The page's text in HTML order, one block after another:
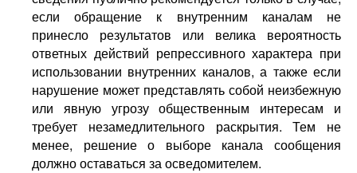
если обращение к внутренним каналам не
принесло результатов или велика вероятность
ответных действий репрессивного характера при
использовании внутренних каналов, а также если
нарушение может представлять собой неизбежную
или явную угрозу общественным интересам и
требует незамедлительного раскрытия. Тем не
менее, решение о выборе канала сообщения
должно оставаться за осведомителем.